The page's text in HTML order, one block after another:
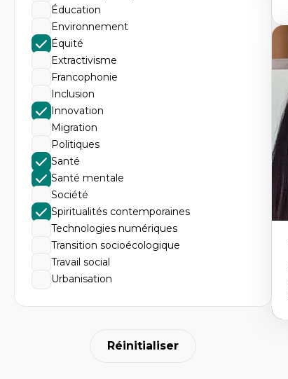
Éducation
Environnement
Équité
Extractivisme
Francophonie
Inclusion
Innovation
Migration
Politiques
Santé
Santé mentale
Société
Spiritualités contemporaines
Technologies numériques
Transition socioécologique
Travail social
Urbanisation
Réinitialiser